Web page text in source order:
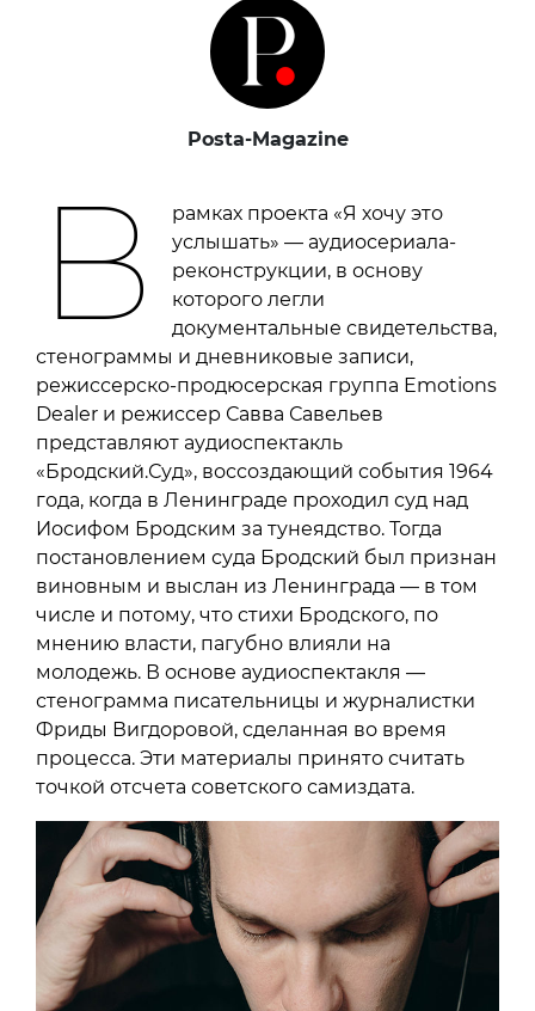
Posta-Magazine
В
рамках проекта «Я хочу это
услышать» — аудиосериала-
реконструкции, в основу
которого легли
документальные свидетельства,
стенограммы и дневниковые записи,
режиссерско-продюсерская группа Emotions
Dealer и режиссер Савва Савельев
представляют аудиоспектакль
«Бродский.Суд», воссоздающий события 1964
года, когда в Ленинграде проходил суд над
Иосифом Бродским за тунеядство. Тогда
постановлением суда Бродский был признан
виновным и выслан из Ленинграда — в том
числе и потому, что стихи Бродского, по
мнению власти, пагубно влияли на
молодежь. В основе аудиоспектакля —
стенограмма писательницы и журналистки
Фриды Вигдоровой, сделанная во время
процесса. Эти материалы принято считать
точкой отсчета советского самиздата.